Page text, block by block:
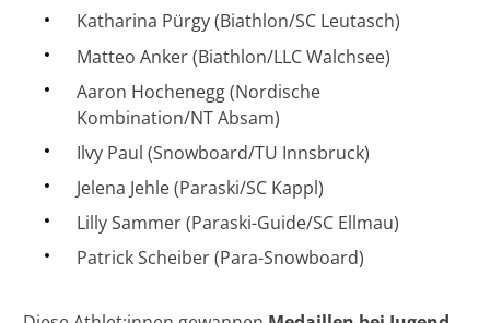
Katharina Pürgy (Biathlon/SC Leutasch)
Matteo Anker (Biathlon/LLC Walchsee)
Aaron Hochenegg (Nordische
Kombination/NT Absam)
Ilvy Paul (Snowboard/TU Innsbruck)
Jelena Jehle (Paraski/SC Kappl)
Lilly Sammer (Paraski-Guide/SC Ellmau)
Patrick Scheiber (Para-Snowboard)